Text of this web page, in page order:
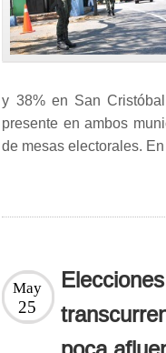
y 38% en San
presente en ambos
de mesas electorales.
May
25